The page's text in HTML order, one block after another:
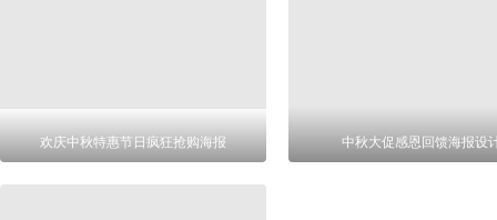
欢庆中秋特惠节日疯狂抢购海报 中秋大促感恩回馈海报设